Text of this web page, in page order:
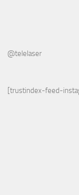
@telelaser
[trustindex-feed-